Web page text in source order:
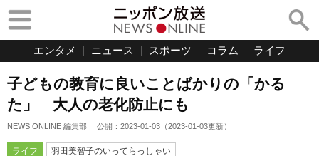
エンタメ ニュース スポーツ コラム ライフ
子どもの教育に良いことばかりの「かる
た」 大人の老化防止にも
NEWS ONLINE 編集部 公開： 2023-01-03 （2023-01-03更新）
ライフ 羽田美智子のいってらっしゃい